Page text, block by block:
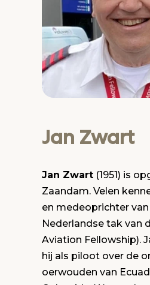
Jan Zwart
Jan Zwart(1951) is
Zaandam. Velen
en medeoprichter
Nederlandse tak van
Aviation Fellowship).
hij als piloot over de
oerwouden van